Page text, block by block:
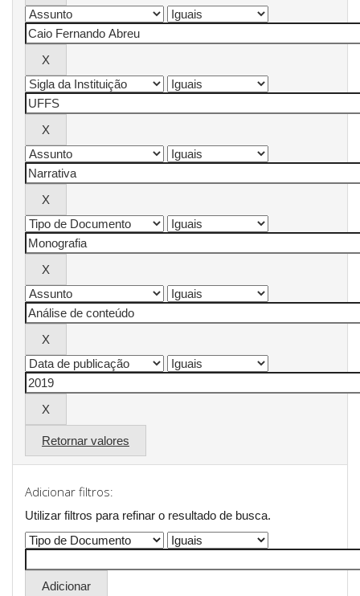
Retornar valores
Adicionar filtros:
Utilizar filtros para refinar o resultado de busca.